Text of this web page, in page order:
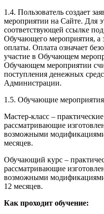
1.4. Пользователь создает
мероприятии на Сайте. Для
соответствующей ссылке
Обучающего мероприятия, а
оплаты. Оплата означает
участие в Обучающем
Обучающем мероприятии
поступления денежных
Администрации.
1.5. Обучающие
Мастер-класс –
рассматривающие
возможными
месяцев.
Обучающий курс –
рассматривающие
возможными
12 месяцев.
Как проходит обучение: